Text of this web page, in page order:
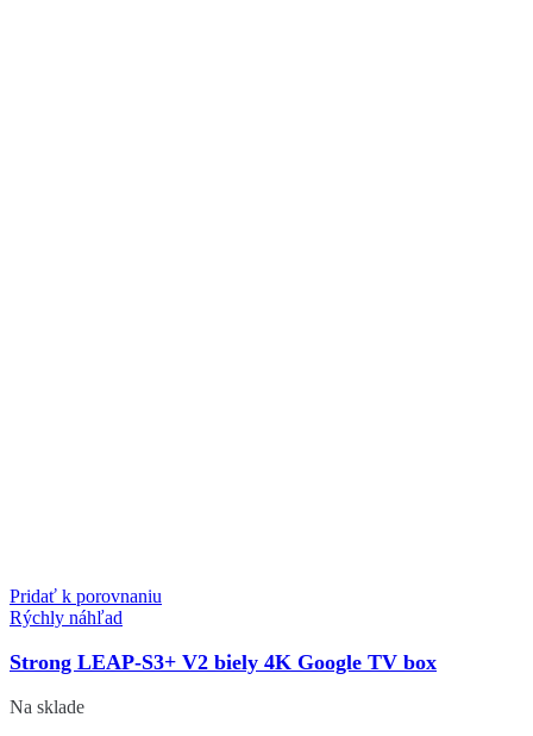
Pridať k porovnaniu
Rýchly náhľad
Strong LEAP-S3+ V2 biely 4K Google TV box
Na sklade